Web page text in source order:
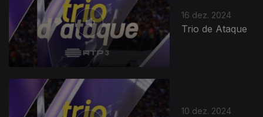
16 dez. 2024
Trio de Ataque
10 dez. 2024